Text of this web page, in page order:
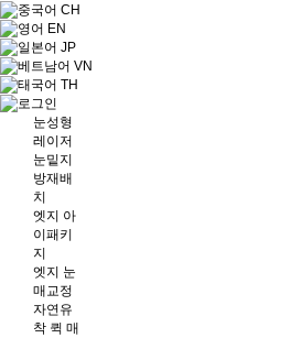
CH
EN
JP
VN
TH
눈성형
레이저
눈밑지
방재배
치
엣지 아
이패키
지
엣지 눈
매교정
자연유
착 퀵 매